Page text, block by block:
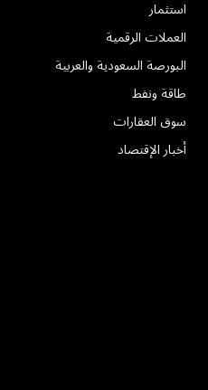
استثمار
العملات الرقمية
البورصة السعودية والعربية
طاقة ونفط
سوق العقارات
أخبار الإقتصاد